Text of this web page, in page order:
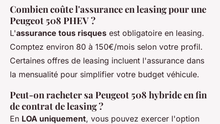
Combien coûte l'assurance en leasing pour une
Peugeot 508 PHEV ?
L'assurance tous risques est obligatoire en leasing.
Comptez environ 80 à 150€/mois selon votre profil.
Certaines offres de leasing incluent l'assurance dans
la mensualité pour simplifier votre budget véhicule.
Peut-on racheter sa Peugeot 508 hybride en fin
de contrat de leasing ?
En LOA uniquement, vous pouvez exercer l'option